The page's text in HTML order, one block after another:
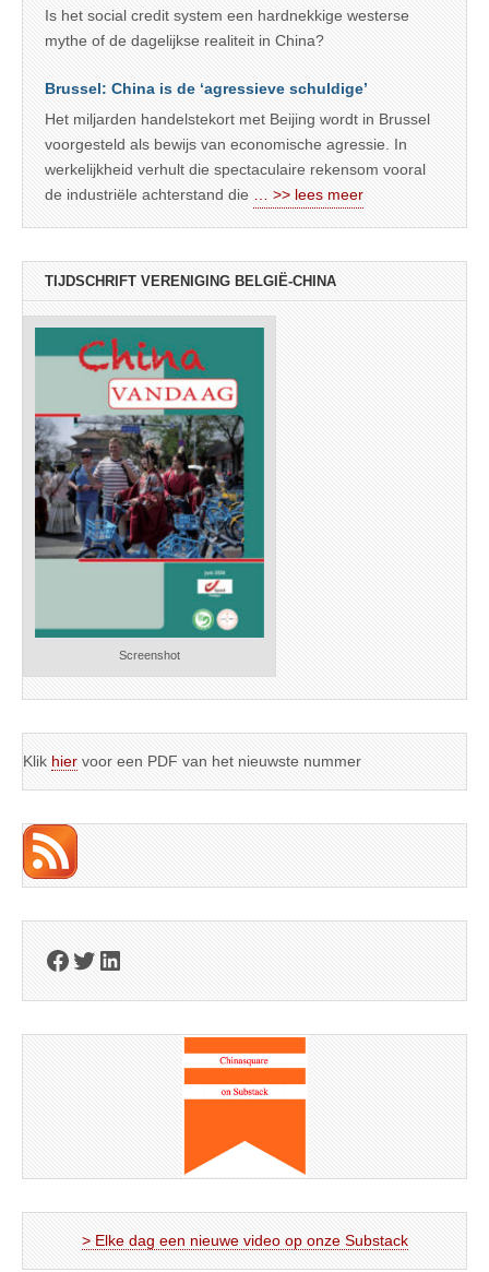
Is het social credit system een hardnekkige westerse
mythe of de dagelijkse realiteit in China?
Brussel: China is de ‘agressieve schuldige’
Het miljarden handelstekort met Beijing wordt in Brussel
voorgesteld als bewijs van economische agressie. In
werkelijkheid verhult die spectaculaire rekensom vooral
de industriële achterstand die
… >> lees meer
TIJDSCHRIFT VERENIGING BELGIË-CHINA
Screenshot
Klik hier voor een PDF van het nieuwste nummer
Facebook
Twitter
LinkedIn
> Elke dag een nieuwe video op onze Substack